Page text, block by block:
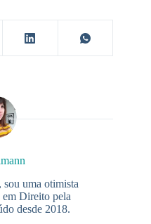
uma otimista
em Direito pela
desde 2018.